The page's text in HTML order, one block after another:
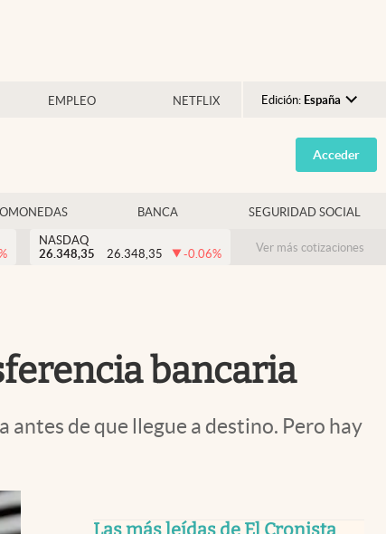
EMPLEO NETFLIX Edición: España
Argentina
España
USA
Colombia
Acceder
BANCA SEGURIDAD SOCIAL
NASDAQ
26.348,35
26.348,35 -0.06% Ver más cotizaciones
bancaria
antes de que llegue a destino. Pero hay
Las más leídas de El Cronista